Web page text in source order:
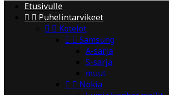
Etusivulle
  Puhelintarvikeet
  Kotelot
  Samsung
A-sarja
S-sarja
muut
  Nokia